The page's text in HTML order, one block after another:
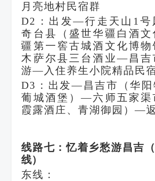
月亮地村民宿群
D2：出发—行走天山1
奇台县（盛世华疆白酒文
疆第一窖古城酒文化博
木萨尔县三台酒业—昌吉
游—入住养生小院精品民
D3：出发—昌吉市（华阳
葡城酒堡）—六师五家渠
霞露酒庄、青湖御园）—
线路七：忆着乡愁游昌吉
线）
东线：